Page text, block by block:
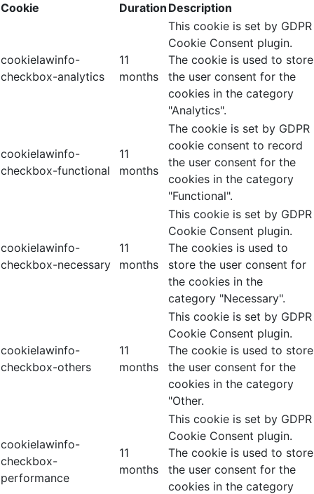
Cookie
Duration Description
cookielawinfo-
checkbox-analytics
11
months
This cookie is set by GDPR
Cookie Consent plugin.
The cookie is used to store
the user consent for the
cookies in the category
"Analytics".
cookielawinfo-
checkbox-functional
11
months
The cookie is set by GDPR
cookie consent to record
the user consent for the
cookies in the category
"Functional".
cookielawinfo-
checkbox-necessary
11
months
This cookie is set by GDPR
Cookie Consent plugin.
The cookies is used to
store the user consent for
the cookies in the
category "Necessary".
cookielawinfo-
checkbox-others
11
months
This cookie is set by GDPR
Cookie Consent plugin.
The cookie is used to store
the user consent for the
cookies in the category
"Other.
cookielawinfo-
checkbox-
performance
11
months
This cookie is set by GDPR
Cookie Consent plugin.
The cookie is used to store
the user consent for the
cookies in the category